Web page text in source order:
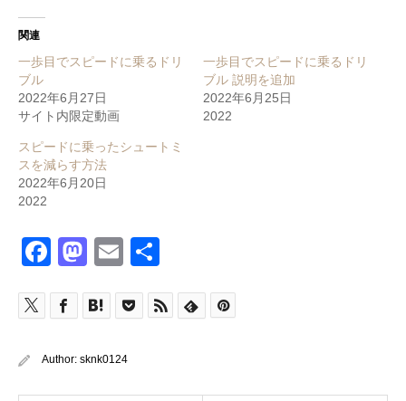
関連
一歩目でスピードに乗るドリ
ブル
2022年6月27日
サイト内限定動画
一歩目でスピードに乗るドリ
ブル 説明を追加
2022年6月25日
2022
スピードに乗ったシュートミ
スを減らす方法
2022年6月20日
2022
Facebook
Mastodon
Email
Author: sknk0124